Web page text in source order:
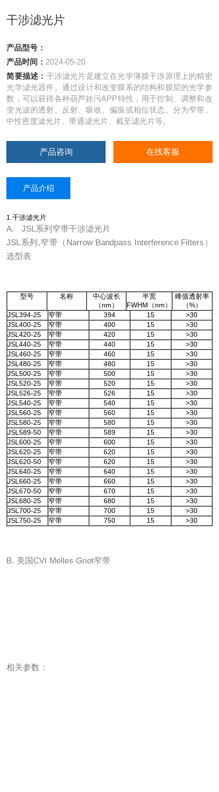
干涉滤光片
产品型号：
产品时间： 2024-05-20
简要描述： 干涉滤光片是建立在光学薄膜干涉原理上的精密
光学滤光器件。通过设计和改变膜系的结构和膜层的光学参
数，可以获得各种葫芦娃污APP特性，用于控制、调整和改
变光波的透射、反射、吸收、偏振或相位状态。分为窄带、
中性密度滤光片、带通滤光片、截至滤光片等。
产品咨询 在线客服
产品介绍
1.干涉滤光片
A. JSL系列窄带干涉滤光片
JSL系列,窄带（Narrow Bandpass Interference Filters）
选型表
型号 名称
中心波长
（nm）
半宽
FWHM（nm）
峰值透射率
（%）
JSL394-25
窄带 394 15
>30
JSL400-25
窄带 400 15
>30
JSL420-25
窄带 420 15
>30
JSL440-25
窄带 440 15
>30
JSL460-25
窄带 460 15
>30
JSL480-25
窄带 480 15
>30
JSL500-25
窄带 500 15
>30
JSL520-25
窄带 520 15
>30
JSL526-25
窄带 526 15
>30
JSL540-25
窄带 540 15
>30
JSL560-25
窄带 560 15
>30
JSL580-25
窄带 580 15
>30
JSL589-50
窄带 589 15
>30
JSL600-25
窄带 600 15
>30
JSL620-25
窄带 620 15
>30
JSL620-50
窄带 620 15
>30
JSL640-25
窄带 640 15
>30
JSL660-25
窄带 660 15
>30
JSL670-50
窄带 670 15
>30
JSL680-25
窄带 680 15
>30
JSL700-25
窄带 700 15
>30
JSL750-25
窄带 750 15 >30
B. 美国CVI Melles Griot窄带
相关参数：